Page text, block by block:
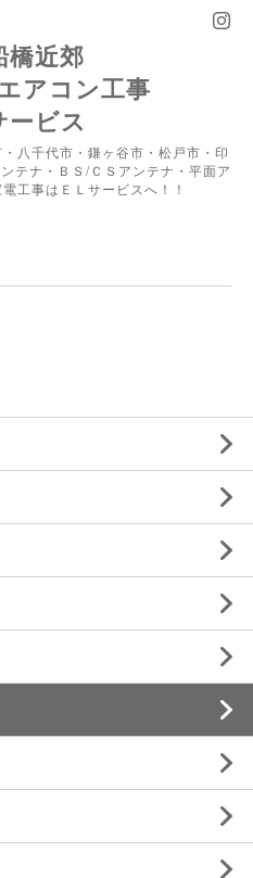
橋近郊
アコン工事
ービス
八千代市・鎌ヶ谷市・松戸市・印
テナ・ＢＳ/ＣＳアンテナ・平面ア
工事はＥＬサービスへ！！